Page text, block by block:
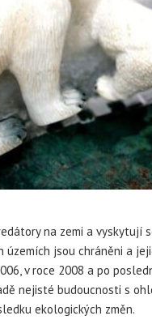
na zemi a vyskytují
územích jsou chráněni a
v roce 2008 a po
nejisté budoucnosti s
ekologických změn.